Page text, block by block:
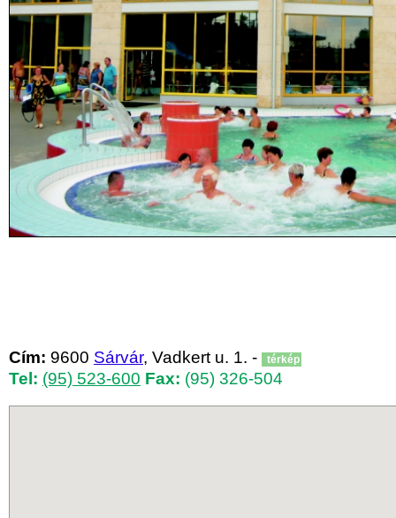
Cím: 9600 Sárvár, Vadkert u. 1. - térkép
Tel: (95) 523-600 Fax: (95) 326-504